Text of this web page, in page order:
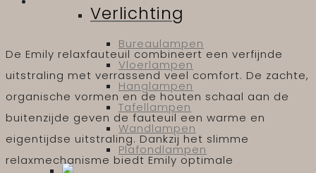
Verlichting
Bureaulampen
Vloerlampen
Hanglampen
Tafellampen
Wandlampen
Plafondlampen
De Emily relaxfauteuil combineert een verfijnde
uitstraling met verrassend veel comfort. De zachte,
organische vormen en de houten schaal aan de
buitenzijde geven de fauteuil een warme en
eigentijdse uitstraling. Dankzij het slimme
relaxmechanisme biedt Emily optimale